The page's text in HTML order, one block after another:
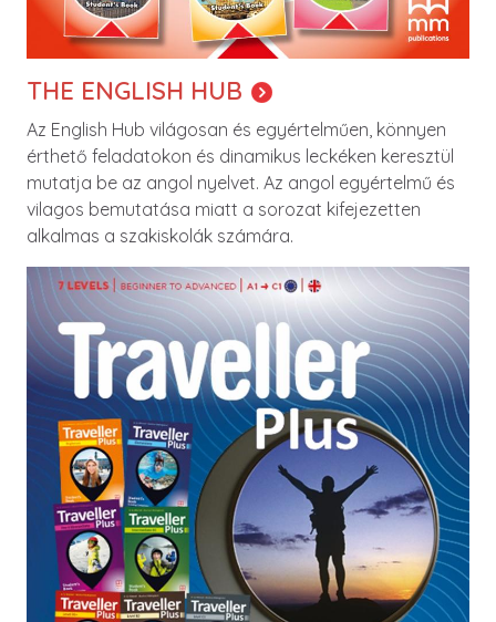
THE ENGLISH HUB
Az English Hub világosan és egyértelműen, könnyen
érthető feladatokon és dinamikus leckéken keresztül
mutatja be az angol nyelvet. Az angol egyértelmű és
vilagos bemutatása miatt a sorozat kifejezetten
alkalmas a szakiskolák számára.
Image